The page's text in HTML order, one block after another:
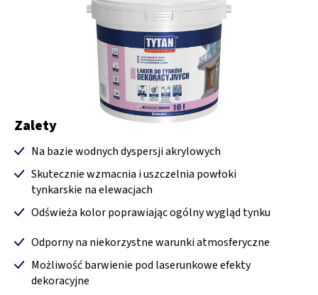
Zalety
Na bazie wodnych dyspersji akrylowych
Skutecznie wzmacnia i uszczelnia powłoki
tynkarskie na elewacjach
Odświeża kolor poprawiając ogólny wygląd tynku
Odporny na niekorzystne warunki atmosferyczne
Możliwość barwienie pod laserunkowe efekty
dekoracyjne